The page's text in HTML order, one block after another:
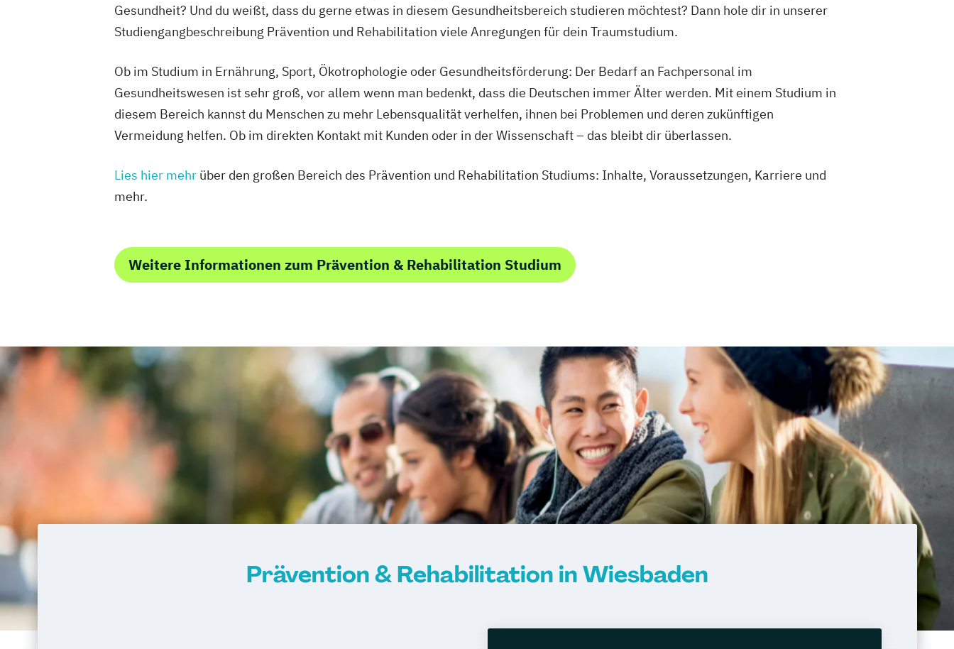
Gesundheit? Und du weißt, dass du gerne etwas in diesem Gesundheitsbereich studieren möchtest? Dann hole dir in unserer
Studiengangbeschreibung Prävention und Rehabilitation viele Anregungen für dein Traumstudium.
Ob im Studium in Ernährung, Sport, Ökotrophologie oder Gesundheitsförderung: Der Bedarf an Fachpersonal im
Gesundheitswesen ist sehr groß, vor allem wenn man bedenkt, dass die Deutschen immer Älter werden. Mit einem Studium in
diesem Bereich kannst du Menschen zu mehr Lebensqualität verhelfen, ihnen bei Problemen und deren zukünftigen
Vermeidung helfen. Ob im direkten Kontakt mit Kunden oder in der Wissenschaft – das bleibt dir überlassen.
Lies hier mehr über den großen Bereich des Prävention und Rehabilitation Studiums: Inhalte, Voraussetzungen, Karriere und
mehr.
Weitere Informationen zum Prävention & Rehabilitation Studium
Prävention & Rehabilitation in Wiesbaden